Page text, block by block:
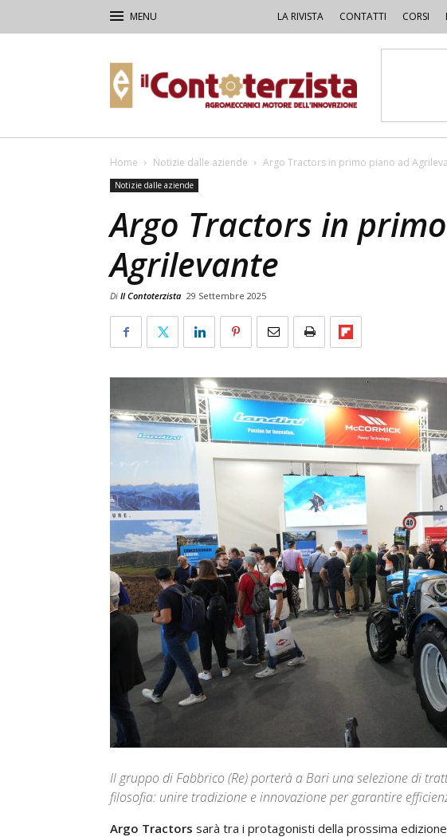
LA RIVISTA CONTATTI CORSI
Contoterzista
Home Notizie dalle aziende Argo Tractors in primo piano ad
Notizie dalle aziende
Argo Tractors in
Agrilevante
Di Il Contoterzista 29 Settembre 2025
Il gruppo di Fabbrico (Re) porterà a Bari una selezione di
filosofia: unire tradizione e innovazione per garantire
Argo Tractors sarà tra i protagonisti della prossima